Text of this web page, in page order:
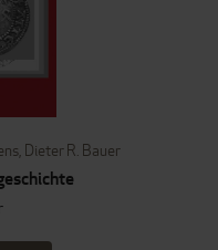
, Dieter R. Bauer